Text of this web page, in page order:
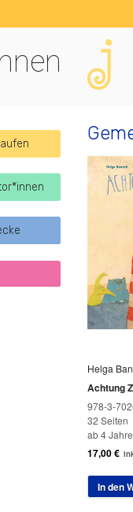
Helga
Achtung
978-3-
32 Seiten
ab 4
17,00€
In den